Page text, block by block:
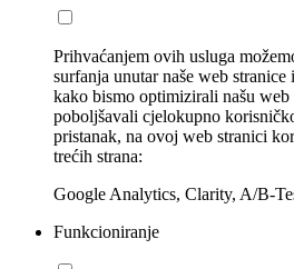
Prihvaćanjem ovih usluga
surfanja unutar naše web
kako bismo optimizirali našu
poboljšavali cjelokupno
pristanak, na ovoj web stranici
trećih strana:
Google Analytics, Clarity, A/B-
Funkcioniranje